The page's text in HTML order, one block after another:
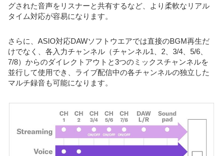
グされた音声をリスナーと共有するなど、より柔軟なリアル
タイム対応が容易になります。
さらに、ASIO対応DAWソフトウエアでは直接のBGM再生だ
けでなく、各入力チャンネル（チャンネル1、2、3/4、5/6、
7/8）からのダイレクトアウトと3つのミックスチャンネルを
並行して使用でき、ライブ配信中の各チャンネルの独立した
マルチ録音も可能になります。